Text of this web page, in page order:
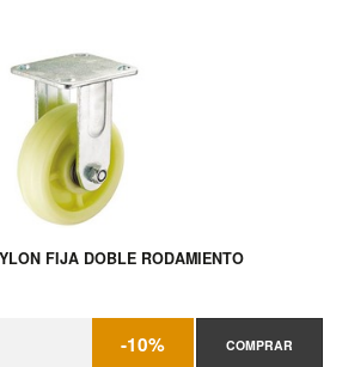
FIJA DOBLE RODAMIENTO
-10% COMPRAR